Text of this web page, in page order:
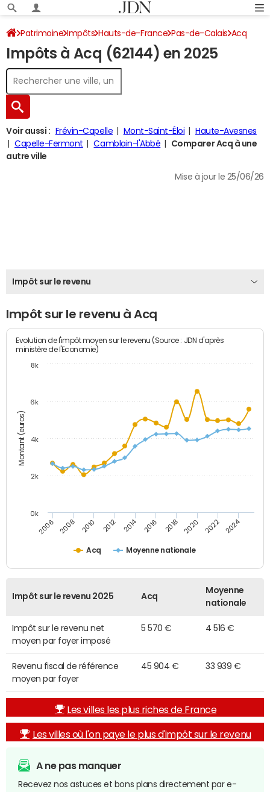
Patrimoine Impôts Hauts-de-France Pas-de-Calais Acq
Impôt sur le revenu
Impôts à Acq (62144) en 2025
Voir aussi : Frévin-Capelle Mont-Saint-Éloi
Haute-Avesnes
Capelle-Fermont
Camblain-l'Abbé
Comparer Acq à une
autre ville
Mise à jour le 25/06/26
Impôt sur le revenu
Impôt sur le revenu à Acq
Montant (euros)
Evolution de l'impôt moyen sur le revenu (Source : JDN d'après
ministère de l'Economie)
Acq Moyenne nationale
2006 2008 2010 2012 2014 2016 2018 2020 2022 2024
0k
2k
4k
6k
8k
Impôt sur le revenu 2025 Acq
Moyenne
nationale
Impôt sur le revenu net
moyen par foyer imposé
5 570 € 4 516 €
Revenu fiscal de référence
moyen par foyer
45 904 € 33 939 €
Les villes les plus riches de France
Les villes où l'on paye le plus d'impôt sur le revenu
A ne pas manquer
Recevez nos astuces et bons plans directement par e-